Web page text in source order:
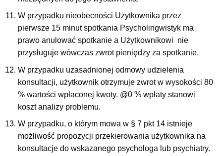
W przypadku nieobecności Użytkownika przez
pierwsze 15 minut spotkania Psycholingwistyk ma
prawo anulować spotkanie a Użytkownikowi nie
przysługuje wówczas zwrot pieniędzy za spotkanie.
W przypadku uzasadnionej odmowy udzielenia
konsultacji, użytkownik otrzymuje zwrot w wysokości 80
% wartości wpłaconej kwoty. @0 % wpłaty stanowi
koszt analizy problemu.
W przypadku, o którym mowa w § 7 pkt 14 istnieje
możliwość propozycji przekierowania użytkownika na
konsultacje do wskazanego psychologa lub psychiatry.